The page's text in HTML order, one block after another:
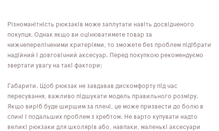
Різноманітність рюкзаків може заплутати навіть досвідченого
покупця. Однак якщо ви оцінюватимете товар за
нижчепереліченими критеріями, то зможете без проблем підібрати
надійний і довговічний аксесуар. Перед покупкою рекомендуємо
звертати увагу на такі фактори:
Габарити. Щоб рюкзак не завдавав дискомфорту під час
пересування, важливо підшукати модель правильного розміру.
Якщо виріб буде ширшим за плечі, це може призвести до болю в
спині і подальших проблем з хребтом. Не варто купувати надто
великі рюкзаки для школярів або, навпаки, маленькі аксесуари